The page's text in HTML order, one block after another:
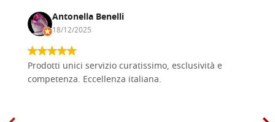
Antonella Benelli
18/12/2025
Prodotti unici servizio curatissimo, esclusività e
competenza. Eccellenza italiana.